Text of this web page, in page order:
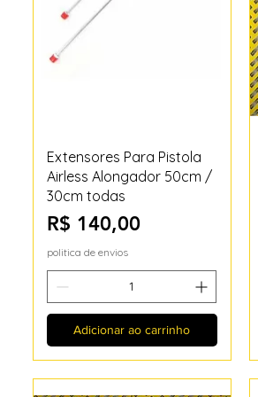
Visualização rápida
Extensores Para Pistola
Airless Alongador 50cm /
30cm todas
Preço
R$ 140,00
politica de envios
Adicionar ao carrinho